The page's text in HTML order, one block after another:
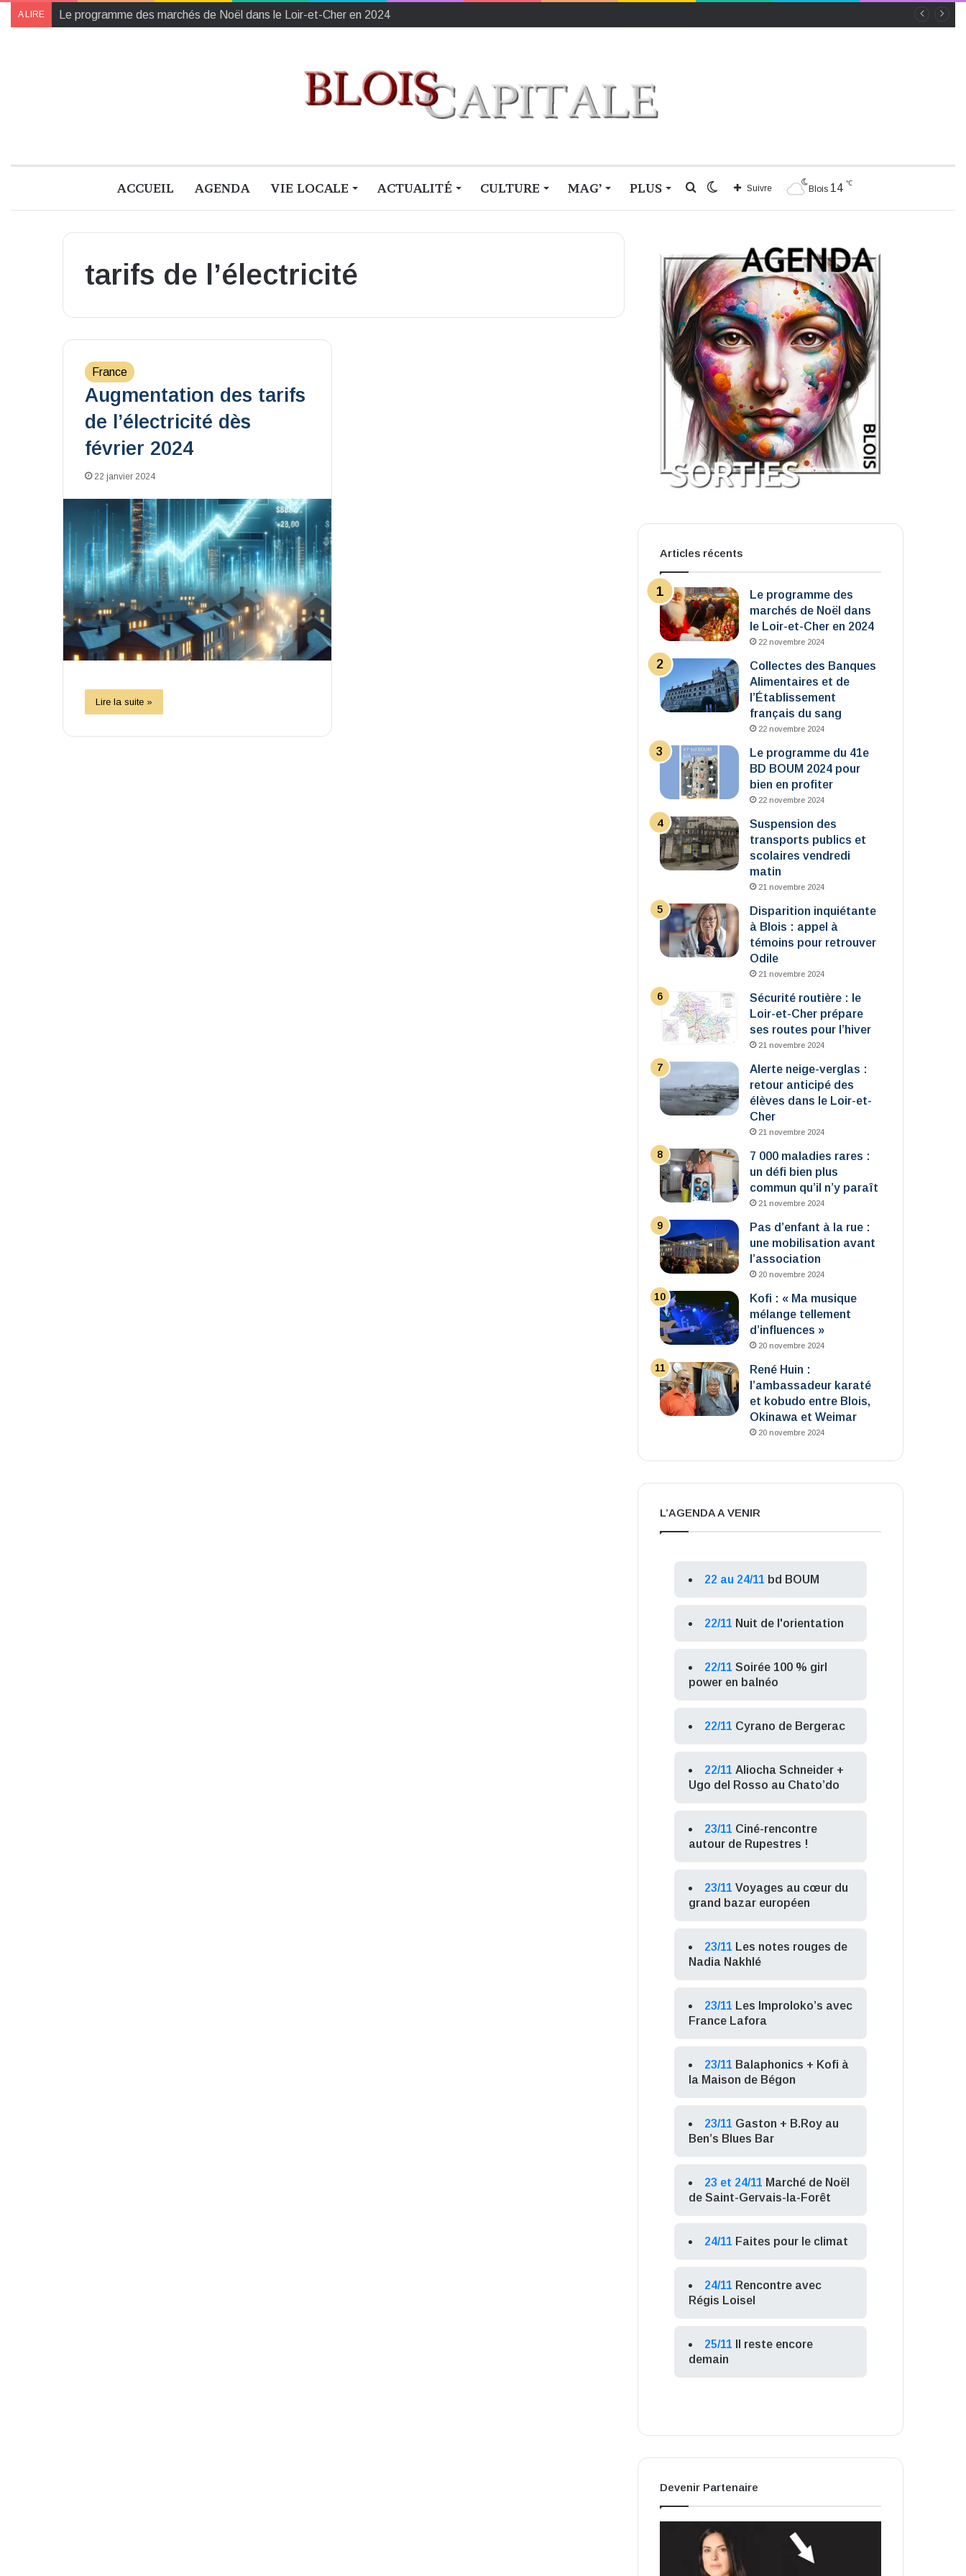
A LIRE Collectes des Banques Alimentaires et de l’Établissement français du sang
ACCUEIL AGENDA VIE LOCALE ACTUALITÉ CULTURE MAG’ PLUS Blois 14 ℃
Suivre
Switch
Rechercher
tarifs de l’électricité
France
Augmentation des tarifs
de l’électricité dès
février 2024
22 janvier 2024
Lire la suite »
Articles récents
Le programme des
marchés de Noël dans
le Loir-et-Cher en 2024
22 novembre 2024
Collectes des Banques
Alimentaires et de
l’Établissement
français du sang
22 novembre 2024
Le programme du 41e
BD BOUM 2024 pour
bien en profiter
22 novembre 2024
Suspension des
transports publics et
scolaires vendredi
matin
21 novembre 2024
Disparition inquiétante
à Blois : appel à
témoins pour retrouver
Odile
21 novembre 2024
Sécurité routière : le
Loir-et-Cher prépare
ses routes pour l’hiver
21 novembre 2024
Alerte neige-verglas :
retour anticipé des
élèves dans le Loir-et-
Cher
21 novembre 2024
7 000 maladies rares :
un défi bien plus
commun qu’il n’y paraît
21 novembre 2024
Pas d’enfant à la rue :
une mobilisation avant
l’association
20 novembre 2024
Kofi : « Ma musique
mélange tellement
d’influences »
20 novembre 2024
René Huin :
l’ambassadeur karaté
et kobudo entre Blois,
Okinawa et Weimar
20 novembre 2024
L’AGENDA A VENIR
22 au 24/11 bd BOUM
22/11 Nuit de l'orientation
22/11 Soirée 100 % girl
power en balnéo
22/11 Cyrano de Bergerac
22/11 Aliocha Schneider +
Ugo del Rosso au Chato’do
23/11 Ciné-rencontre
autour de Rupestres !
23/11 Voyages au cœur du
grand bazar européen
23/11 Les notes rouges de
Nadia Nakhlé
23/11 Les Improloko’s avec
France Lafora
23/11 Balaphonics + Kofi à
la Maison de Bégon
23/11 Gaston + B.Roy au
Ben’s Blues Bar
23 et 24/11 Marché de Noël
de Saint-Gervais-la-Forêt
24/11 Faites pour le climat
24/11 Rencontre avec
Régis Loisel
25/11
Il reste encore
demain
Devenir Partenaire